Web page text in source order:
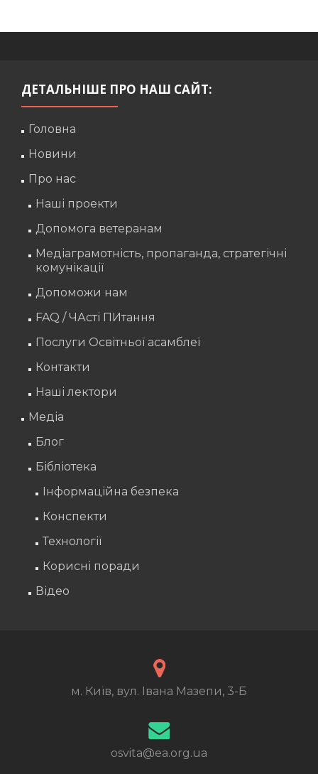
ДЕТАЛЬНІШЕ ПРО НАШ САЙТ:
Головна
Новини
Про нас
Наші проекти
Допомога ветеранам
Медіаграмотність, пропаганда, стратегічні
комунікації
Допоможи нам
FAQ / ЧАсті ПИтання
Послуги Освітньої асамблеї
Контакти
Наші лектори
Медіа
Блог
Бібліотека
Інформаційна безпека
Конспекти
Технології
Корисні поради
Відео
м. Київ, вул. Івана Мазепи, 3-Б
osvita@ea.org.ua